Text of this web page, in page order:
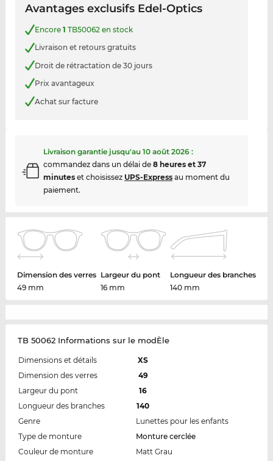
Avantages exclusifs Edel-Optics
Encore 1 TB50062 en stock
Livraison et retours gratuits
Droit de rétractation de 30 jours
Prix avantageux
Achat sur facture
Livraison garantie jusqu'au 10 août 2026:
commandez dans un délai de 8 heures et 37
minuteset choisissez UPS-Expressau moment du
paiement.
Dimension des verres
49 mm
Largeur du pont
16 mm
Longueur des branches
140 mm
TB 50062 Informations sur le modÈle
Dimensions et détails
XS
Dimension des verres
49
Largeur du pont
16
Longueur des branches
140
Genre
Lunettes pour les enfants
Type de monture
Monture cerclée
Couleur de monture
Matt Grau